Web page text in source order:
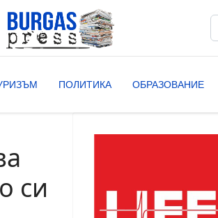
ПОЛИТИКА ОБРАЗОВАНИЕ
си